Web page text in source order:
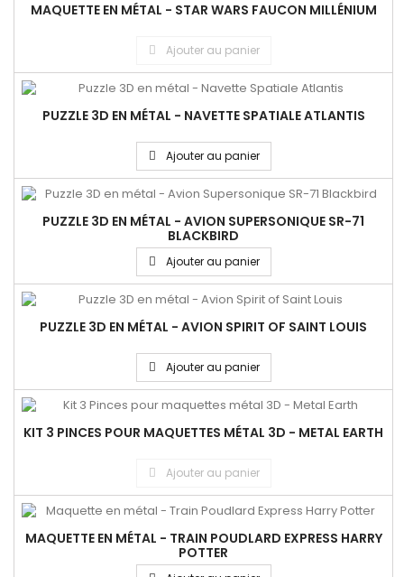
MAQUETTE EN MÉTAL - STAR WARS FAUCON MILLÉNIUM
Ajouter au panier
PUZZLE 3D EN MÉTAL - NAVETTE SPATIALE ATLANTIS
Ajouter au panier
PUZZLE 3D EN MÉTAL - AVION SUPERSONIQUE SR-71
BLACKBIRD
Ajouter au panier
PUZZLE 3D EN MÉTAL - AVION SPIRIT OF SAINT LOUIS
Ajouter au panier
KIT 3 PINCES POUR MAQUETTES MÉTAL 3D - METAL EARTH
Ajouter au panier
MAQUETTE EN MÉTAL - TRAIN POUDLARD EXPRESS HARRY
POTTER